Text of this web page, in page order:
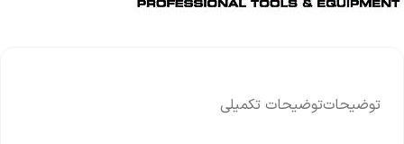
توضیحاتتوضیحات تکمیلی